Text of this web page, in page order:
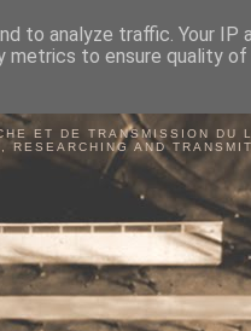
ET DE TRANSMISSION
RESEARCHING AND
to analyze traffic. Your IP
to ensure quality